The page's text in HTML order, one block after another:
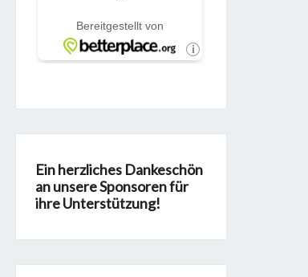
Ein herzliches Dankeschön
an unsere Sponsoren für
ihre Unterstützung!